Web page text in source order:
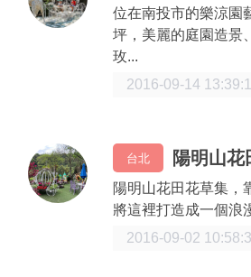
位在南投市的樂涼園
坪，美麗的庭園造景
玫...
2016-09-14
台北 陽明山花
陽明山花田花草集，
將這裡打造成一個浪
2016-09-02